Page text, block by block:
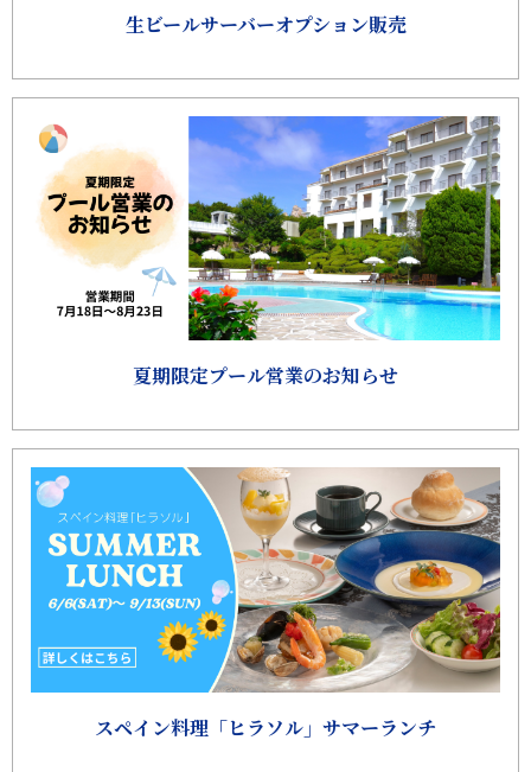
生ビールサーバーオプション販売
夏期限定プール営業のお知らせ
スペイン料理「ヒラソル」サマーランチ